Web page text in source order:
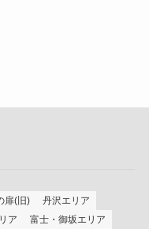
扉(旧)
丹沢エリア
ア
富士・御坂エリア